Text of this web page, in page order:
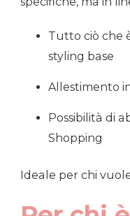
Tutto ciò che
styling base
Allestimento
Possibilità di
Shopping
Ideale per chi